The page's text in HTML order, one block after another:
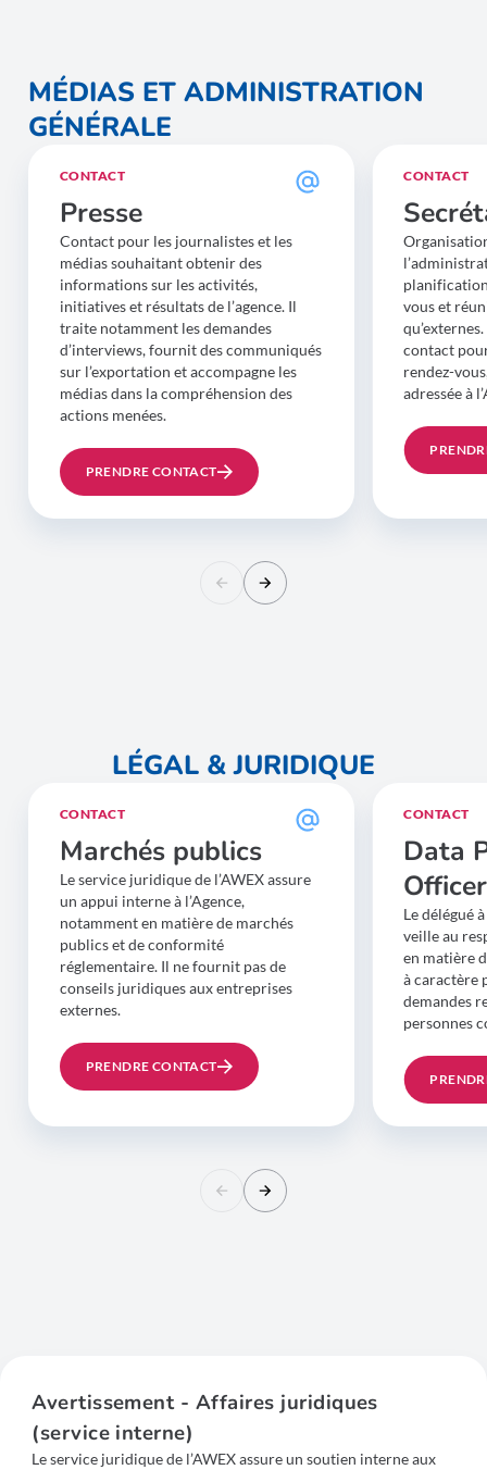
MÉDIAS ET ADMINISTRATION
GÉNÉRALE
CONTACT
Presse
Contact pour les journalistes et les
médias souhaitant obtenir des
informations sur les activités,
initiatives et résultats de l’agence. Il
traite notamment les demandes
d’interviews, fournit des communiqués
sur l’exportation et accompagne les
médias dans la compréhension des
actions menées.
PRENDRE CONTACT
CONTACT
vous et
contact
rendez-
adressée à
LÉGAL & JURIDIQUE
CONTACT
Marchés publics
Le service juridique de l’AWEX assure
un appui interne à l’Agence,
notamment en matière de marchés
publics et de conformité
réglementaire. Il ne fournit pas de
conseils juridiques aux entreprises
externes.
PRENDRE CONTACT
CONTACT
Data
Le délégué
veille au
en matière
à caractère
demandes
personnes
Avertissement - Affaires juridiques
(service interne)
Le service juridique de l’AWEX assure un soutien interne aux